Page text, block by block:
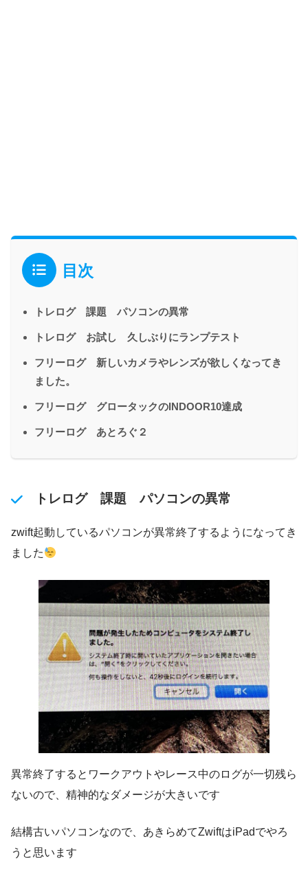
目次
トレログ 課題 パソコンの異常
トレログ お試し 久しぶりにランプテスト
フリーログ 新しいカメラやレンズが欲しくなってき
ました。
フリーログ グロータックのINDOOR10達成
フリーログ あとろぐ２
トレログ 課題 パソコンの異常
zwift起動しているパソコンが異常終了するようになってき
ました
異常終了するとワークアウトやレース中のログが一切残ら
ないので、精神的なダメージが大きいです
結構古いパソコンなので、あきらめてZwiftはiPadでやろ
うと思います